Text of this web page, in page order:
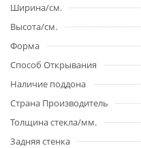
Ширина/см.
Высота/см.
Форма
Способ Открывания
Наличие поддона
Страна Производитель
Толщина стекла/мм.
Задняя стенка